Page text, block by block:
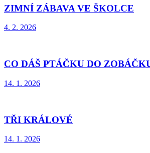
ZIMNÍ ZÁBAVA VE ŠKOLCE
4. 2. 2026
CO DÁŠ PTÁČKU DO
14. 1. 2026
TŘI KRÁLOVÉ
14. 1. 2026